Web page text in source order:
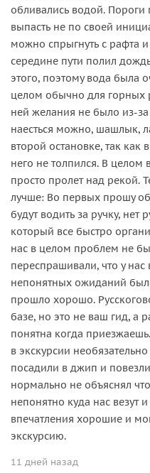
обливались водой. Пороги
выпасть не по своей
можно спрыгнуть с рафта
середине пути полил
этого, поэтому вода была
целом обычно для горных
ней желания не было из-
наесться можно, шашлык,
второй остановке, так
него не толпился. В целом
просто пролет над рекой.
лучше: Во первых прошу
будут водить за ручку, нет
который все быстро
нас в целом проблем не
переспрашивали, что у нас
непонятных ожиданий
прошло хорошо.
базе, но это не ваш гид, а
понятна когда
в экскурсии
посадили в джип и
нормально не объяснял
непонятно куда нас везут
впечатления хорошие и
экскурсию.
11 дней назад